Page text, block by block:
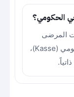
الحكومي؟
المرضى
الحاملين للتأمين الصحي القانوني الحكومي (Kasse)،